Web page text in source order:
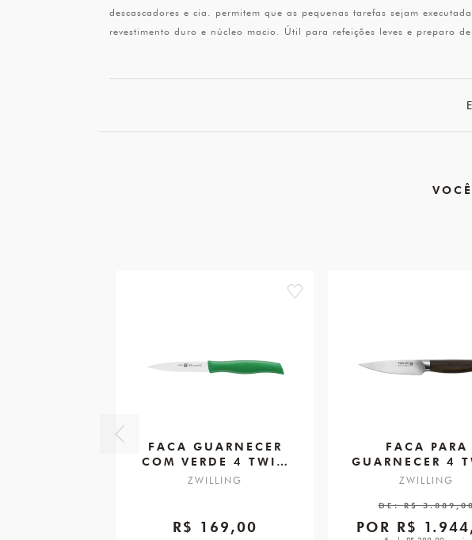
descascadores e cia. permitem que as pequenas tarefas sejam
revestimento duro e núcleo macio. Útil para refeições leves e preparo
favorite
FACA GUARNECER
COM VERDE 4 TWIN
GRIP
ZWILLING
R$ 169,00
FACA PARA
GUARNECER 4
1731
ZWILLING
DE:R$
POR R$